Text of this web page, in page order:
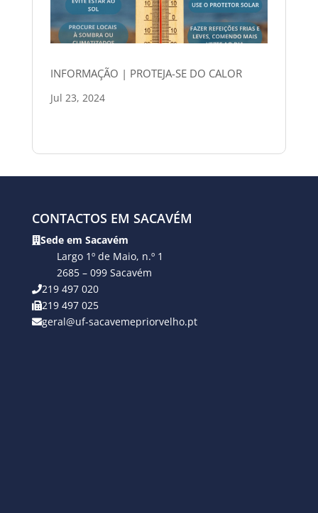
INFORMAÇÃO | PROTEJA-SE DO CALOR
Jul 23, 2024
CONTACTOS EM SACAVÉM
Sede em Sacavém
Largo 1º de Maio, n.º 1
2685 – 099 Sacavém
219 497 020
219 497 025
geral@uf-sacavemepriorvelho.pt